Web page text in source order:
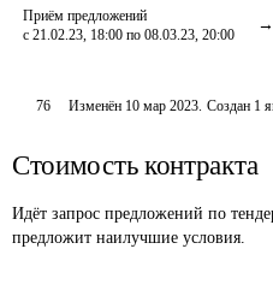
Приём предложений
с 21.02.23, 18:00 по 08.03.23, 20:00
76 Изменён 10 мар 2023. Создан 1
Стоимость контракта
Идёт запрос предложений по
предложит наилучшие условия.